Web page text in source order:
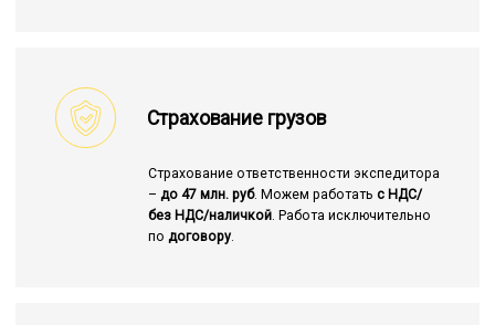
Страхование грузов
Страхование ответственности экспедитора
– до 47 млн. руб. Можем работать с НДС/
без НДС/наличкой. Работа исключительно
по договору.